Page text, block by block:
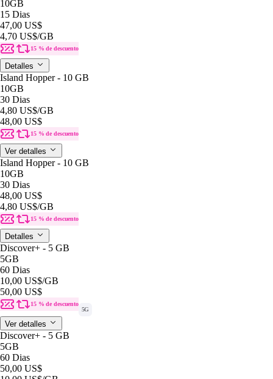
10GB
15 Dias
47,00 US$
4,70 US$/GB
15 % de descuento
Detalles
Island Hopper - 10 GB
10GB
30 Dias
4,80 US$/GB
48,00 US$
15 % de descuento
Ver detalles
Island Hopper - 10 GB
10GB
30 Dias
48,00 US$
4,80 US$/GB
15 % de descuento
Detalles
Discover+ - 5 GB
5GB
60 Dias
10,00 US$/GB
50,00 US$
15 % de descuento
5G
Ver detalles
Discover+ - 5 GB
5GB
60 Dias
50,00 US$